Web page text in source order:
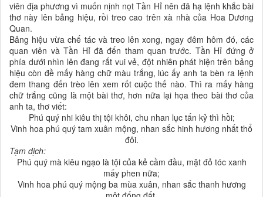
viên địa phương vì muốn nịnh nọt Tần Hỉ nên đã hạ lệnh khắc bài
thơ này lên bảng hiệu, rồi treo cao trên xà nhà của Hoa Dương
Quan.
Bảng hiệu vừa chế tác và treo lên xong, ngay đêm hôm đó, các
quan viên và Tần Hỉ đã đến tham quan trước. Tần Hỉ đứng ở
phía dưới nhìn lên đang rất vui vẻ, đột nhiên phát hiện trên bảng
hiệu còn đề mấy hàng chữ màu trắng, lúc ấy anh ta bèn ra lệnh
đem thang đến trèo lên xem rốt cuộc thế nào. Thì ra mấy hàng
chữ trắng cũng là một bài thơ, hơn nữa lại họa theo bài thơ của
anh ta, thơ viết:
Phú quý nhi kiêu thị tội khôi, chu nhan lục tấn kỷ thì hồi;
Vinh hoa phú quý tam xuân mộng, nhan sắc hinh hương nhất thổ
đôi.
Tạm dịch:
Phú quý mà kiêu ngạo là tội của kẻ cầm đầu, mặt đỏ tóc xanh
mấy phen nữa;
Vinh hoa phú quý mộng ba mùa xuân, nhan sắc thanh hương